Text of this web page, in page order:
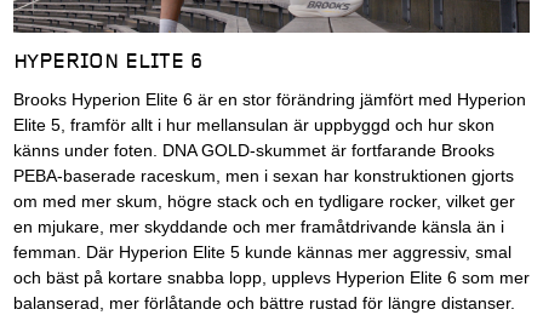
HYPERION ELITE 6
Brooks Hyperion Elite 6 är en stor förändring jämfört med Hyperion
Elite 5, framför allt i hur mellansulan är uppbyggd och hur skon
känns under foten. DNA GOLD-skummet är fortfarande Brooks
PEBA-baserade raceskum, men i sexan har konstruktionen gjorts
om med mer skum, högre stack och en tydligare rocker, vilket ger
en mjukare, mer skyddande och mer framåtdrivande känsla än i
femman. Där Hyperion Elite 5 kunde kännas mer aggressiv, smal
och bäst på kortare snabba lopp, upplevs Hyperion Elite 6 som mer
balanserad, mer förlåtande och bättre rustad för längre distanser.